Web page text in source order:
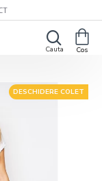
DESCHIDERE COLET